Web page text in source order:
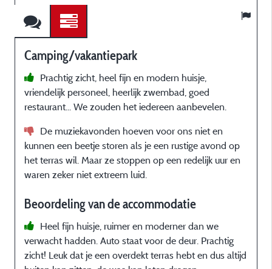
Camping/vakantiepark
Prachtig zicht, heel fijn en modern huisje,
vriendelijk personeel, heerlijk zwembad, goed
restaurant... We zouden het iedereen aanbevelen.
De muziekavonden hoeven voor ons niet en
kunnen een beetje storen als je een rustige avond op
het terras wil. Maar ze stoppen op een redelijk uur en
waren zeker niet extreem luid.
Beoordeling van de accommodatie
Heel fijn huisje, ruimer en moderner dan we
verwacht hadden. Auto staat voor de deur. Prachtig
zicht! Leuk dat je een overdekt terras hebt en dus altijd